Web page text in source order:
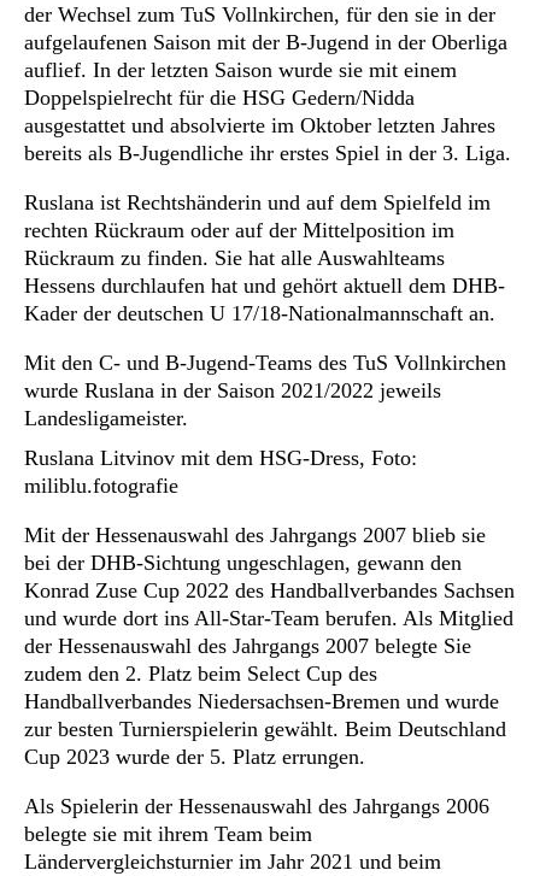
der Wechsel zum TuS Vollnkirchen, für den sie in der
aufgelaufenen Saison mit der B-Jugend in der Oberliga
auflief. In der letzten Saison wurde sie mit einem
Doppelspielrecht für die HSG Gedern/Nidda
ausgestattet und absolvierte im Oktober letzten Jahres
bereits als B-Jugendliche ihr erstes Spiel in der 3. Liga.
Ruslana ist Rechtshänderin und auf dem Spielfeld im
rechten Rückraum oder auf der Mittelposition im
Rückraum zu finden. Sie hat alle Auswahlteams
Hessens durchlaufen hat und gehört aktuell dem DHB-
Kader der deutschen U 17/18-Nationalmannschaft an.
Mit den C- und B-Jugend-Teams des TuS Vollnkirchen
wurde Ruslana in der Saison 2021/2022 jeweils
Landesligameister.
Ruslana Litvinov mit dem HSG-Dress, Foto:
miliblu.fotografie
Mit der Hessenauswahl des Jahrgangs 2007 blieb sie
bei der DHB-Sichtung ungeschlagen, gewann den
Konrad Zuse Cup 2022 des Handballverbandes Sachsen
und wurde dort ins All-Star-Team berufen. Als Mitglied
der Hessenauswahl des Jahrgangs 2007 belegte Sie
zudem den 2. Platz beim Select Cup des
Handballverbandes Niedersachsen-Bremen und wurde
zur besten Turnierspielerin gewählt. Beim Deutschland
Cup 2023 wurde der 5. Platz errungen.
Als Spielerin der Hessenauswahl des Jahrgangs 2006
belegte sie mit ihrem Team beim
Ländervergleichsturnier im Jahr 2021 und beim